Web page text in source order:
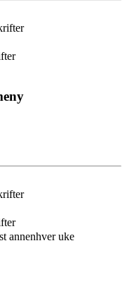
annenhver uke